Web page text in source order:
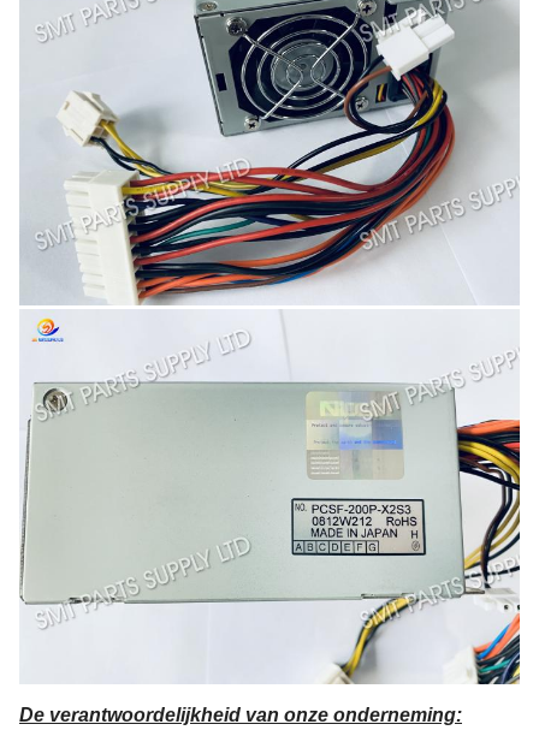
De verantwoordelijkheid van onze onderneming: